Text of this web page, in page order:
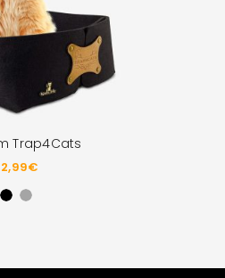
Trap4Cats
€